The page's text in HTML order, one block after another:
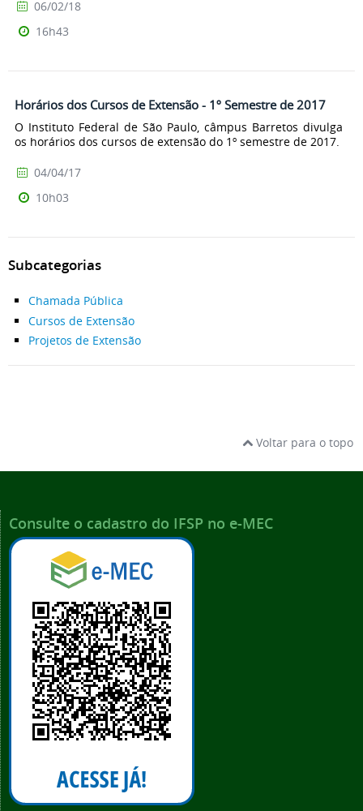
06/02/18
16h43
Horários dos Cursos de Extensão - 1º Semestre de 2017
O Instituto Federal de São Paulo, câmpus Barretos divulga
os horários dos cursos de extensão do 1º semestre de 2017.
04/04/17
10h03
Subcategorias
Chamada Pública
Cursos de Extensão
Projetos de Extensão
Voltar para o topo
Consulte o cadastro do IFSP no e-MEC